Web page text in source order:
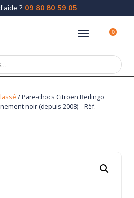
? 09 80 80 59 05
0
/ Pare-chocs Citroën Berlingo
noir (depuis 2008) – Réf.